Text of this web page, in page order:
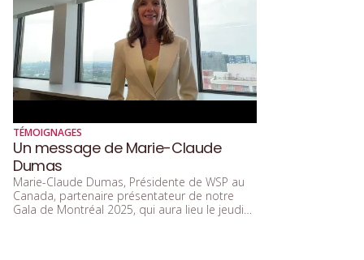
TÉMOIGNAGES
Un message de Marie-Claude
Dumas
Marie-Claude Dumas, Présidente de WSP au
Canada, partenaire présentateur de notre
Gala de Montréal 2025, qui aura lieu le jeudi